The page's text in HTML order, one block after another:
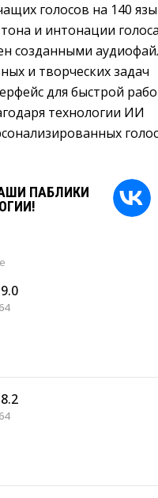
голосов на 140
и интонации голоса
созданными
и творческих задач
для быстрой
технологии ИИ
ПАБЛИКИ